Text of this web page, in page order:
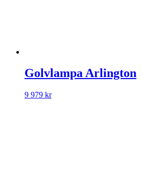
Golvlampa Arlington
9 979 kr